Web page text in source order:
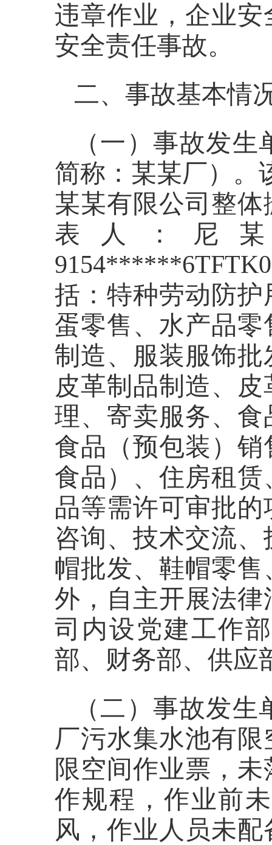
违章作业，企业
安全责任事故。
二、事故基本情
（一）事故发生
简称：某某厂）。
某某有限公司整
表人： 尼
括：特种劳动防
蛋零售、水产品
制造、服装服饰
皮革制品制造、
理、寄卖服务、
食品（预包装）
食品）、住房租
品等需许可审批
咨询、技术交流
帽批发、鞋帽零
外，自主开展法
司内设党建工作
部、财务部、供应
（二）事故发
厂污水集水池有
限空间作业票，
作规程，作业前
风，作业人员未